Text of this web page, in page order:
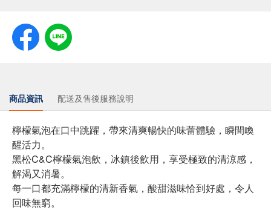
商品資訊 配送及售後服務說明
檸檬氣泡在口中跳躍，帶來清爽暢快的味蕾體驗，瞬間喚
醒活力。
黑松C&C檸檬氣泡飲，冰鎮後飲用，享受極致的清涼感，
解渴又消暑。
每一口都充滿檸檬的清新香氣，酸甜滋味恰到好處，令人
回味無窮。